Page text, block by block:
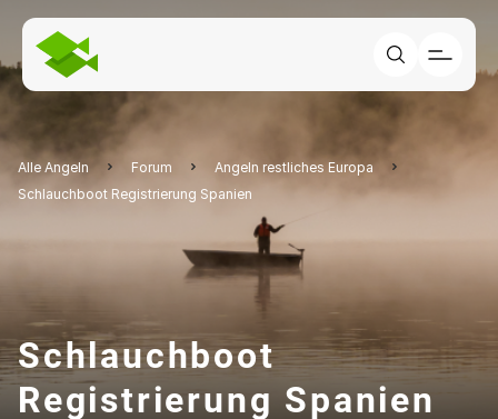
Alle Angeln Forum
Angeln restliches Europa
Schlauchboot Registrierung Spanien
Schlauchboot
Registrierung Spanien